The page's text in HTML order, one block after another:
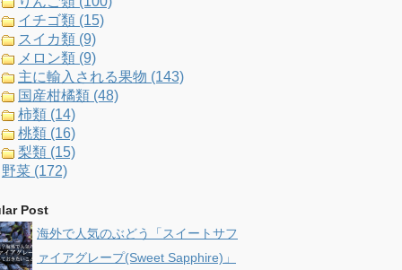
イチゴ類 (15)
スイカ類 (9)
メロン類 (9)
主に輸入される果物 (143)
国産柑橘類 (48)
柿類 (14)
桃類 (16)
梨類 (15)
野菜 (172)
Post
海外で人気のぶどう「スイートサフ
ァイアグレープ(Sweet Sapphire)」